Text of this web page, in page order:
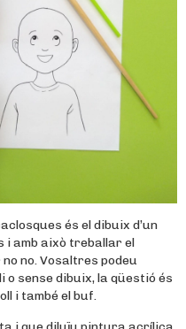
és el dibuix d’un
i amb això treballar el
no. Vosaltres podeu
o sense dibuix, la qüestió és
i també el buf.